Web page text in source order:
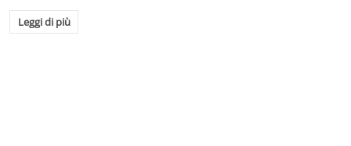
Leggi di più